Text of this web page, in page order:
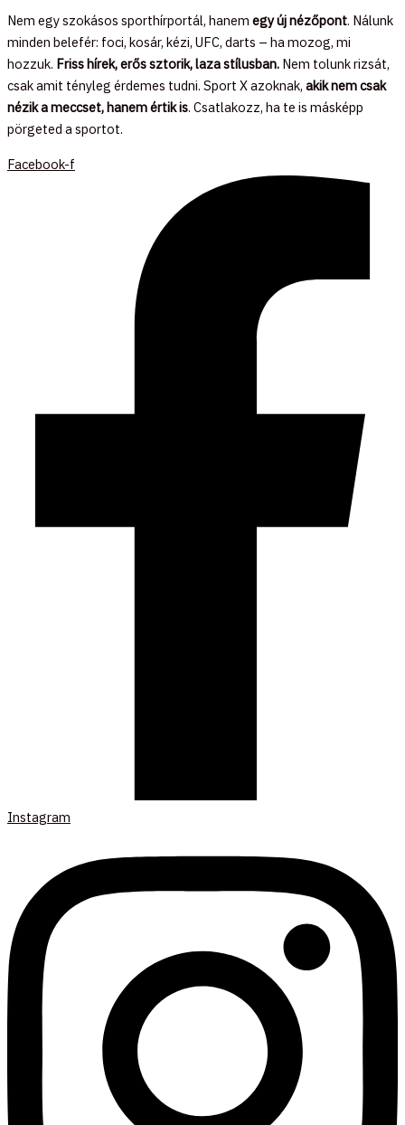
Nem egy szokásos sporthírportál, hanem egy új nézőpont. Nálunk
minden belefér: foci, kosár, kézi, UFC, darts – ha mozog, mi
hozzuk. Friss hírek, erős sztorik, laza stílusban. Nem tolunk rizsát,
csak amit tényleg érdemes tudni. Sport X azoknak, akik nem csak
nézik a meccset, hanem értik is. Csatlakozz, ha te is másképp
pörgeted a sportot.
Facebook-f
Instagram